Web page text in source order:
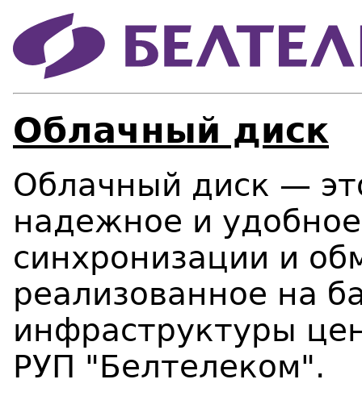
Облачный диск
Облачный диск —
надежное и
синхронизации и
реализованное на
инфраструктуры
РУП "Белтелеком".